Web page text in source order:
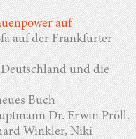
auf
auf der Frankfurter
und die
Buch
Dr. Erwin Pröll.
Winkler, Niki